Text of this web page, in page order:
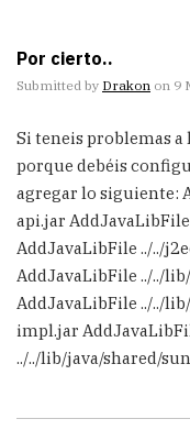
Por cierto..
Submitted by Drakon on 9
Si teneis problemas a
porque debéis
agregar lo siguiente:
api.jar
AddJavaLibFile ../../
AddJavaLibFile ../../
AddJavaLibFile ../../
impl.jar
../../lib/java/shared/